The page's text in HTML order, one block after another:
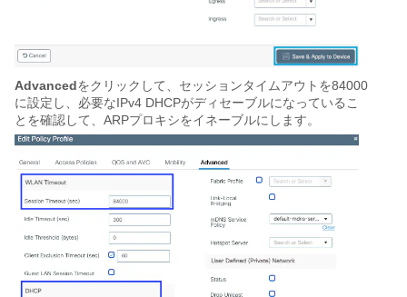
Advancedをクリックして、セッションタイムアウトを84000
に設定し、必要なIPv4 DHCPがディセーブルになっているこ
とを確認して、ARPプロキシをイネーブルにします。